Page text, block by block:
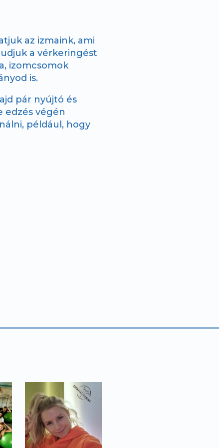
az izmaink, ami
a vérkeringést
izomcsomok
is.
pár nyújtó és
edzés végén
például, hogy